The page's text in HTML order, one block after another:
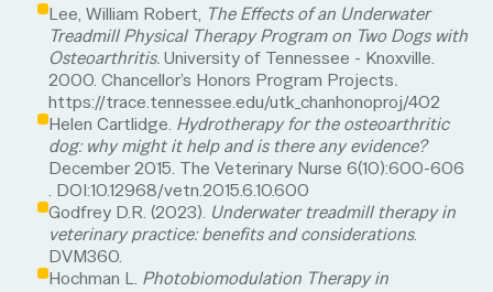
Lee, William Robert, The Effects of an Underwater
Treadmill Physical Therapy Program on Two Dogs with
Osteoarthritis.University of Tennessee - Knoxville.
2000. Chancellor’s Honors Program Projects.
https://trace.tennessee.edu/utk_chanhonoproj/402
Helen Cartlidge. Hydrotherapy for the osteoarthritic
dog: why might it help and is there any evidence?
December 2015. The Veterinary Nurse 6(10):600-606
. DOI:10.12968/vetn.2015.6.10.600
Godfrey D.R. (2023). Underwater treadmill therapy in
veterinary practice: benefits and considerations.
DVM360.
Hochman L. Photobiomodulation Therapy in